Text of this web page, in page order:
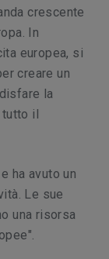
crescente
In
europea, si
creare un
la
tutto il
ha avuto un
Le sue
una risorsa